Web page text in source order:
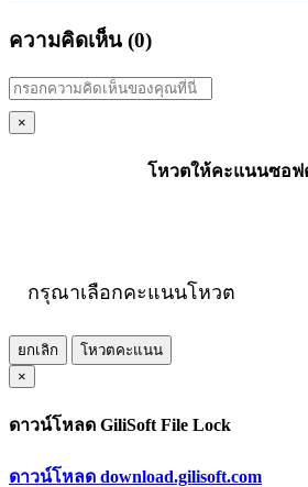
ความคิดเห็น (0)
×
โหวตให้คะแนนซอฟ
กรุณาเลือกคะแนนโหวต
ยกเลิก
โหวตคะแนน
×
ดาวน์โหลด GiliSoft File Lock
ดาวน์โหลด download.gilisoft.com